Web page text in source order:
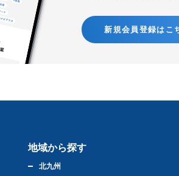
新規会員登録はこ
地域から探す
北九州